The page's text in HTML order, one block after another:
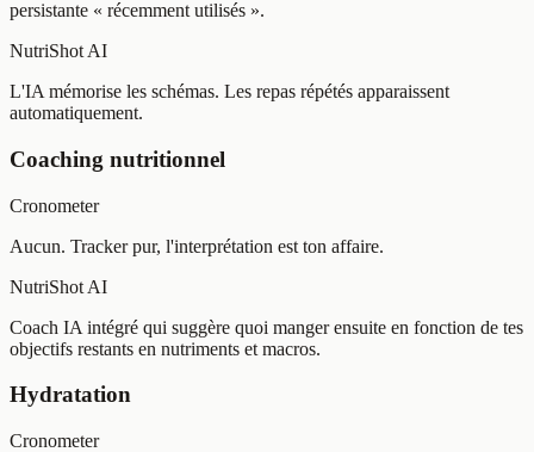
persistante « récemment utilisés ».
NutriShot AI
L'IA mémorise les schémas. Les repas répétés apparaissent
automatiquement.
Coaching nutritionnel
Cronometer
Aucun. Tracker pur, l'interprétation est ton affaire.
NutriShot AI
Coach IA intégré qui suggère quoi manger ensuite en fonction de tes
objectifs restants en nutriments et macros.
Hydratation
Cronometer